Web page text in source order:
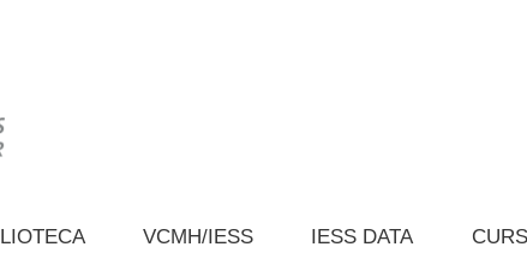
VCMH/IESS IESS DATA